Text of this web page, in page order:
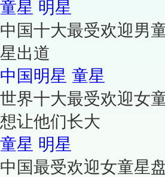
童星 明星
中国十大最受欢迎男
星出道
中国明星 童星
世界十大最受欢迎女
想让他们长大
童星 明星
中国最受欢迎女童星